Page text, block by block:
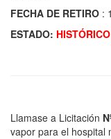
FECHA DE RETIRO :
ESTADO: HISTÓRICO
Llamase a Licitación
vapor para el hospital